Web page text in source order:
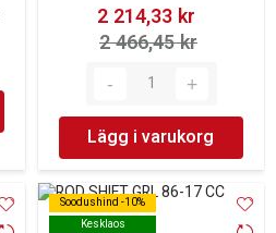
2 214,33 kr‎
2 466,45 kr‎
Lägg i varukorg
Soodushind -10%
Kesklaos
Soodushind -10%
Kesklaos